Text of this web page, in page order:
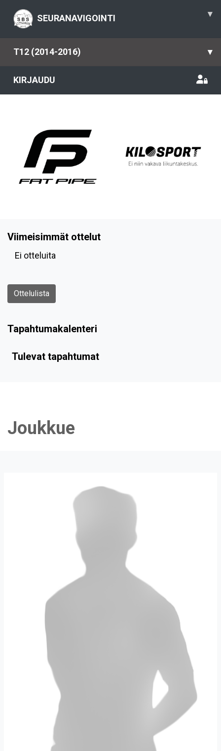
SEURANAVIGOINTI ▾
T12 (2014-2016) ▾
KIRJAUDU
Viimeisimmät ottelut
Ei otteluita
Ottelulista
Tapahtumakalenteri
Tulevat tapahtumat
Joukkue